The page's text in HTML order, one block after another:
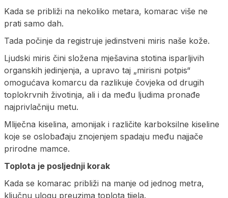
Kada se približi na nekoliko metara, komarac više ne
prati samo dah.
Tada počinje da registruje jedinstveni miris naše kože.
Ljudski miris čini složena mješavina stotina isparljivih
organskih jedinjenja, a upravo taj „mirisni potpis“
omogućava komarcu da razlikuje čovjeka od drugih
toplokrvnih životinja, ali i da među ljudima pronađe
najprivlačniju metu.
Mliječna kiselina, amonijak i različite karboksilne kiseline
koje se oslobađaju znojenjem spadaju među najjače
prirodne mamce.
Toplota je posljednji korak
Kada se komarac približi na manje od jednog metra,
ključnu ulogu preuzima toplota tijela.